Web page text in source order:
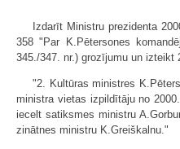
Izdarīt Ministru prezidenta
358 "Par K.Pētersones
345./347. nr.) grozījumu un izteikt
"2. Kultūras ministres
ministra vietas izpildītāju no
iecelt satiksmes ministru
zinātnes ministru K.Greiškalnu."